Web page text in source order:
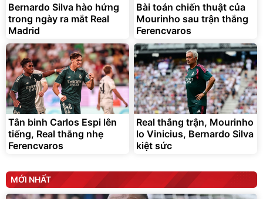
Bernardo Silva hào hứng
trong ngày ra mắt Real
Madrid
Bài toán chiến thuật của
Mourinho sau trận thắng
Ferencvaros
Tân binh Carlos Espi lên
tiếng, Real thắng nhẹ
Ferencvaros
Real thắng trận, Mourinho
lo Vinicius, Bernardo Silva
kiệt sức
MỚI NHẤT